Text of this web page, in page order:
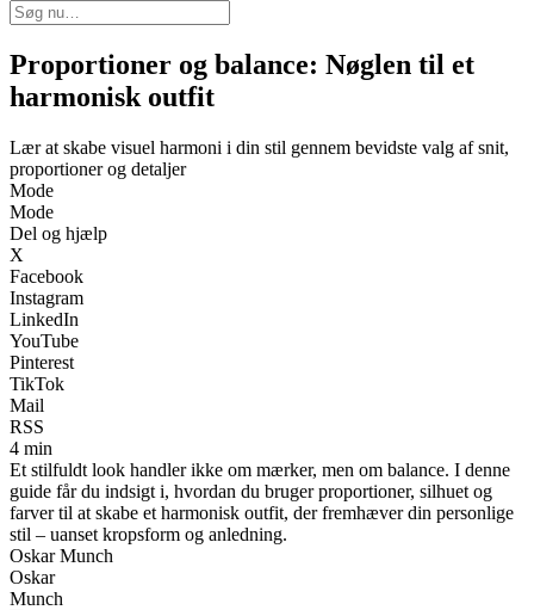
Proportioner og balance: Nøglen til et
harmonisk outfit
Lær at skabe visuel harmoni i din stil gennem bevidste valg af snit,
proportioner og detaljer
Mode
Mode
Del og hjælp
X
Facebook
Instagram
LinkedIn
YouTube
Pinterest
TikTok
Mail
RSS
4 min
Et stilfuldt look handler ikke om mærker, men om balance. I denne
guide får du indsigt i, hvordan du bruger proportioner, silhuet og
farver til at skabe et harmonisk outfit, der fremhæver din personlige
stil – uanset kropsform og anledning.
Oskar Munch
Oskar
Munch